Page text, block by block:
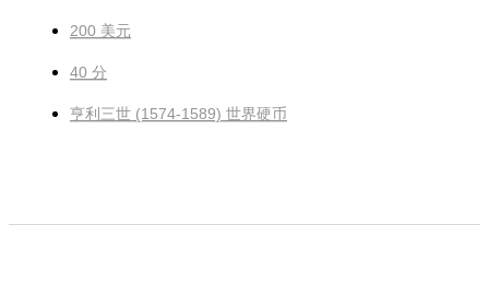
200 美元
40 分
亨利三世 (1574-1589) 世界硬币